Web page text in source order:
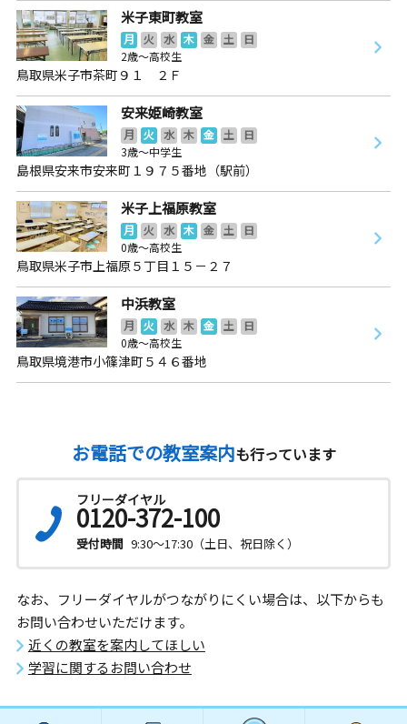
米子東町教室
月 火 水 木 金 土
日
2歳～高校生
鳥取県米子市茶町９１ ２Ｆ
安来姫崎教室
月 火 水 木 金 土
日
3歳～中学生
島根県安来市安来町１９７５番地（駅前）
米子上福原教室
月 火 水 木 金 土
日
0歳～高校生
鳥取県米子市上福原５丁目１５－２７
中浜教室
月 火 水 木 金 土
日
0歳～高校生
鳥取県境港市小篠津町５４６番地
お電話での教室案内も行っています
フリーダイヤル
0120-372-100
受付時間 9:30～17:30（土日、祝日除く）
なお、フリーダイヤルがつながりにくい場合は、以下からも
お問い合わせいただけます。
近くの教室を案内してほしい
学習に関するお問い合わせ